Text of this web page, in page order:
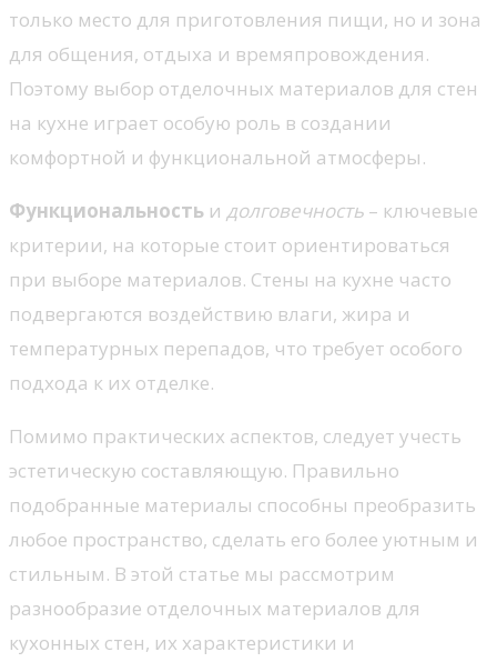
только место для приготовления пищи, но и зона
для общения, отдыха и времяпровождения.
Поэтому выбор отделочных материалов для стен
на кухне играет особую роль в создании
комфортной и функциональной атмосферы.
Функциональность и долговечность – ключевые
критерии, на которые стоит ориентироваться
при выборе материалов. Стены на кухне часто
подвергаются воздействию влаги, жира и
температурных перепадов, что требует особого
подхода к их отделке.
Помимо практических аспектов, следует учесть
эстетическую составляющую. Правильно
подобранные материалы способны преобразить
любое пространство, сделать его более уютным и
стильным. В этой статье мы рассмотрим
разнообразие отделочных материалов для
кухонных стен, их характеристики и